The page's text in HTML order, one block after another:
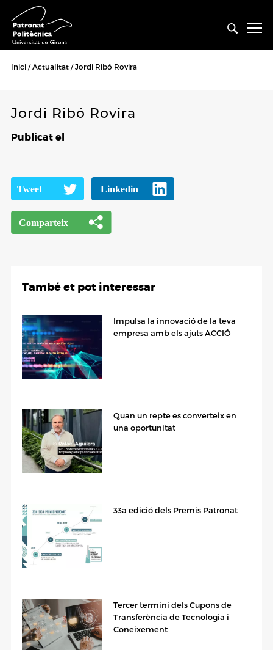
Inici Actualitat Jordi Ribó Rovira
Jordi Ribó Rovira
Publicat el
També et pot interessar
Impulsa la innovació de la teva
empresa amb els ajuts ACCIÓ
Quan un repte es converteix en
una oportunitat
33a edició dels Premis Patronat
Tercer termini dels Cupons de
Transferència de Tecnologia i
Coneixement